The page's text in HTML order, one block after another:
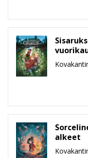
alkeet